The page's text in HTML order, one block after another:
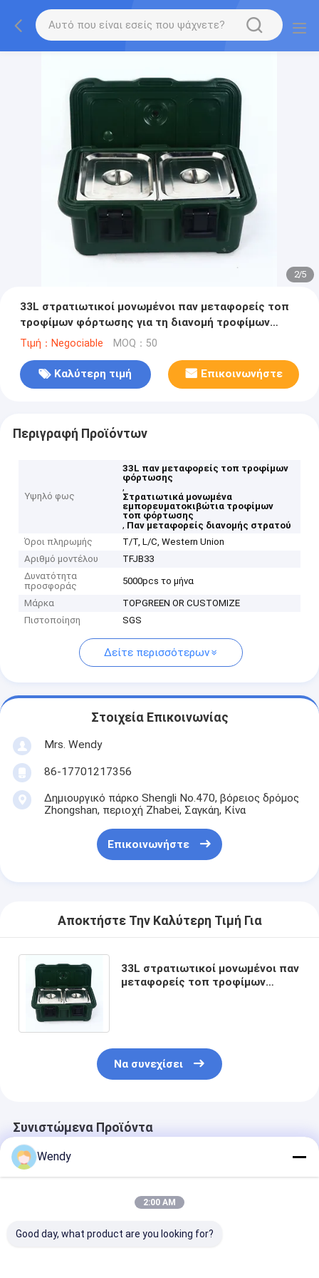
2/5
33L στρατιωτικοί μονωμένοι παν μεταφορείς τοπ
τροφίμων φόρτωσης για τη διανομή τροφίμων
στρατού
Τιμή：Negociable MOQ：50
Καλύτερη τιμή Επικοινωνήστε
Περιγραφή Προϊόντων
Υψηλό φως
33L παν μεταφορείς τοπ τροφίμων
φόρτωσης
,
Στρατιωτικά μονωμένα
εμπορευματοκιβώτια τροφίμων
τοπ φόρτωσης
, Παν μεταφορείς διανομής στρατού
Όροι πληρωμής
T/T, L/C, Western Union
Αριθμό μοντέλου
TFJB33
Δυνατότητα
προσφοράς
5000pcs το μήνα
Μάρκα
TOPGREEN OR CUSTOMIZE
Πιστοποίηση
SGS
Δείτε περισσότερων
Στοιχεία Επικοινωνίας
Mrs. Wendy
86-17701217356
Δημιουργικό πάρκο Shengli No.470, βόρειος δρόμος
Zhongshan, περιοχή Zhabei, Σαγκάη, Κίνα
Επικοινωνήστε
Αποκτήστε Την Καλύτερη Τιμή Για
33L στρατιωτικοί μονωμένοι παν
μεταφορείς τοπ τροφίμων
Να συνεχίσει
Συνιστώμενα Προϊόντα
Wendy
2:00 AM
Good day, what product are you looking for?